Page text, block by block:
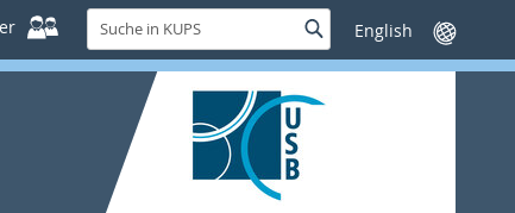
Suche
in
KUPS
SucheSprache
wechseln